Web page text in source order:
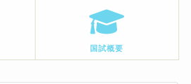
国試概要